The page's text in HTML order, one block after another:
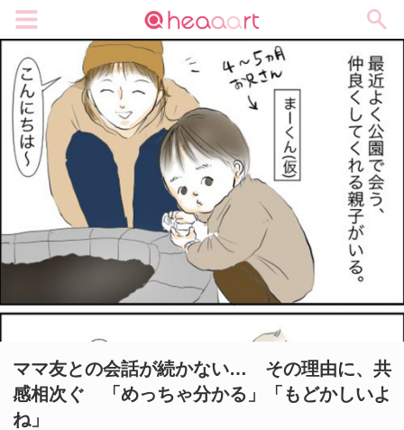
ママ友との会話が続かない… その理由に、共
感相次ぐ 「めっちゃ分かる」「もどかしいよ
ね」